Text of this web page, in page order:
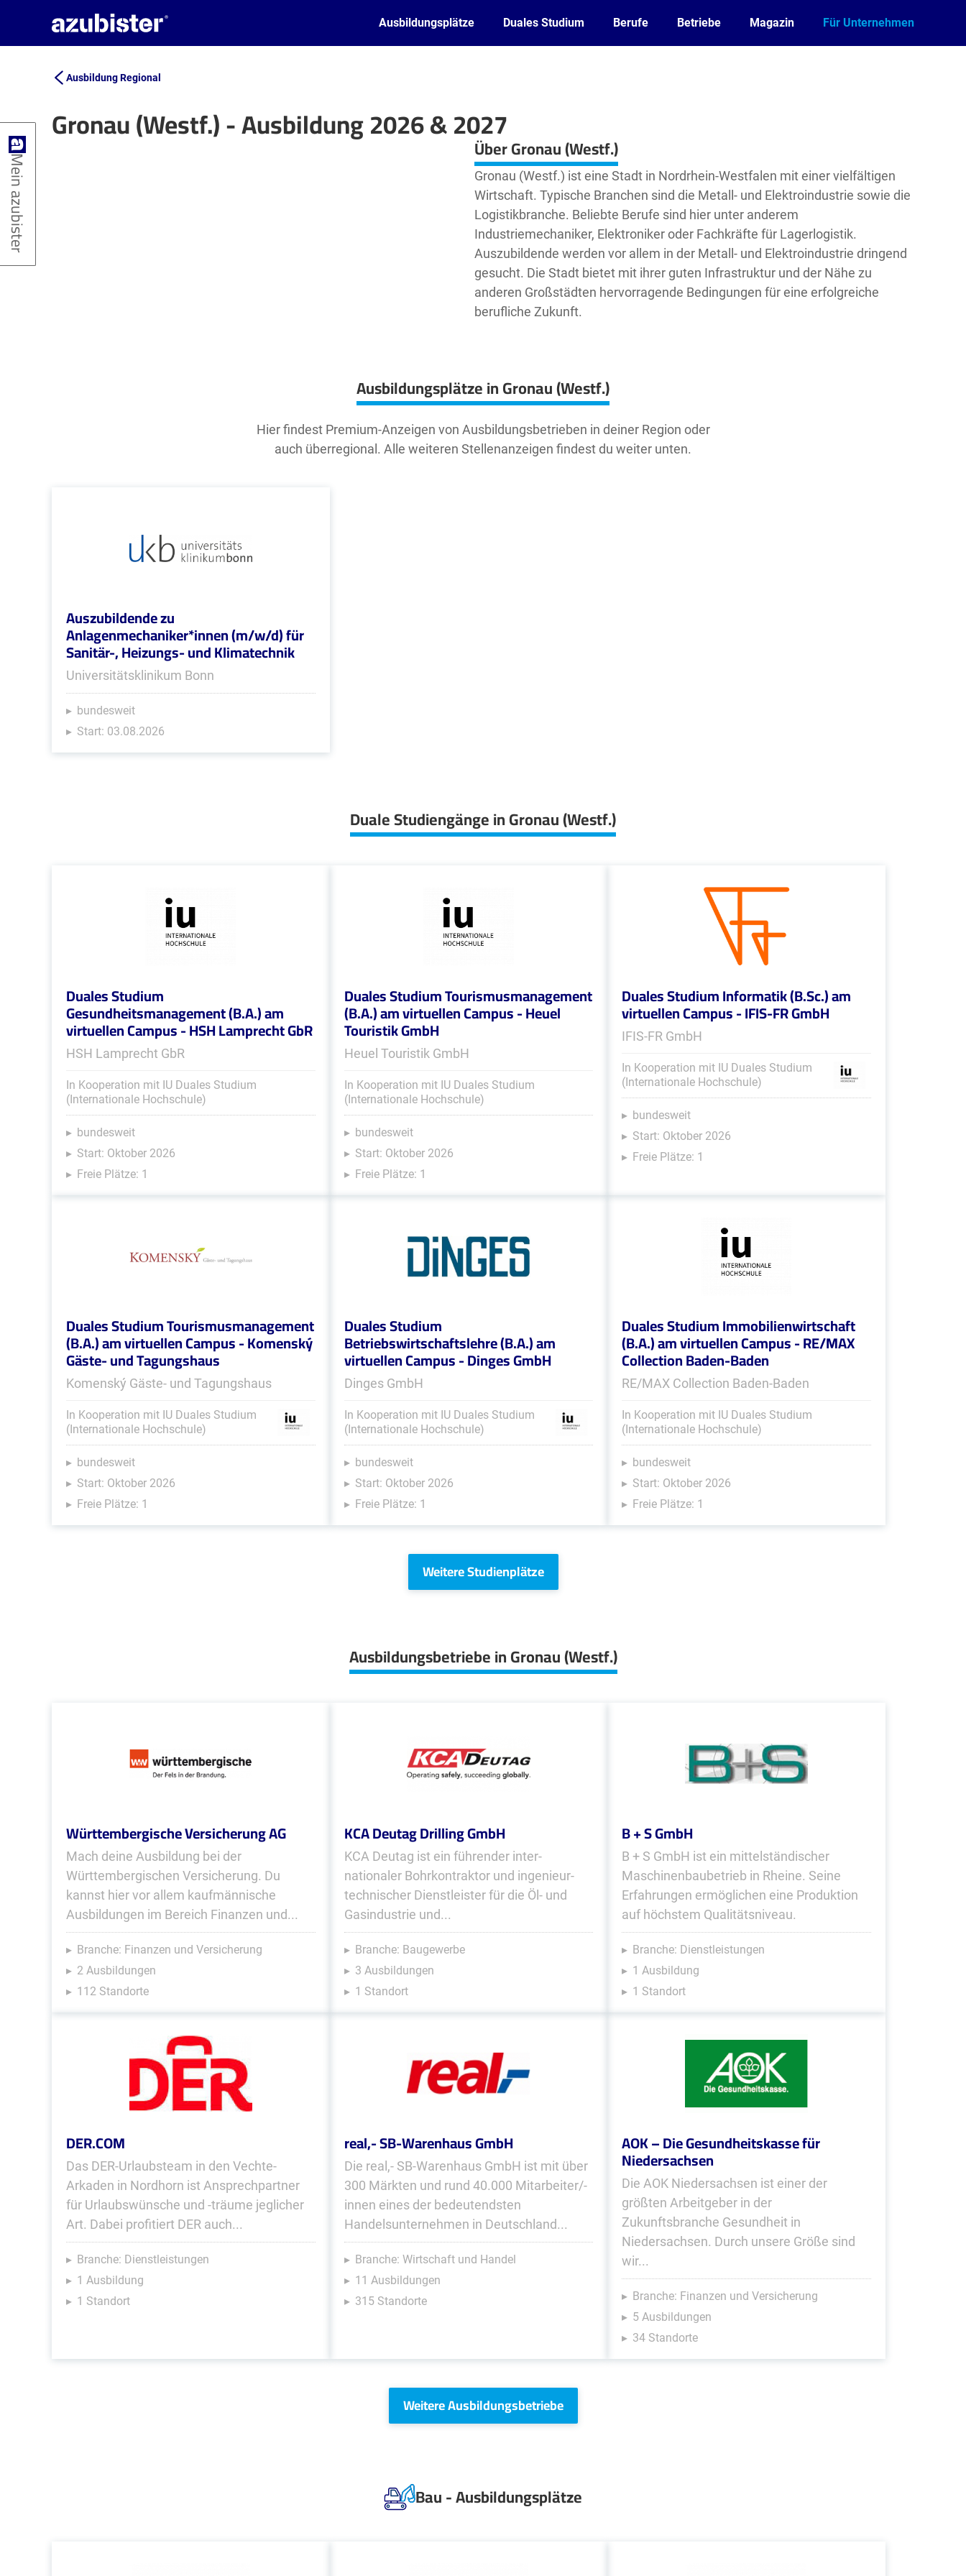
Ausbildungsplätze Duales Studium Berufe Betriebe Magazin Für Unternehmen
Ausbildung Regional
Gronau (Westf.) - Ausbildung 2026 & 2027
Leaflet| © OpenStreetMap2 contributors Über Gronau (Westf.)
Gronau (Westf.) ist eine Stadt in Nordrhein-Westfalen mit einer vielfältigen
Wirtschaft. Typische Branchen sind die Metall- und Elektroindustrie sowie die
Logistikbranche. Beliebte Berufe sind hier unter anderem
Industriemechaniker, Elektroniker oder Fachkräfte für Lagerlogistik.
Auszubildende werden vor allem in der Metall- und Elektroindustrie dringend
gesucht. Die Stadt bietet mit ihrer guten Infrastruktur und der Nähe zu
anderen Großstädten hervorragende Bedingungen für eine erfolgreiche
berufliche Zukunft.
Ausbildungsplätze in Gronau (Westf.)
Hier findest Premium-Anzeigen von Ausbildungsbetrieben in deiner Region oder
auch überregional. Alle weiteren Stellenanzeigen findest du weiter unten.
Auszubildende zu
Anlagenmechaniker*innen (m/w/d) für
Sanitär-, Heizungs- und Klimatechnik
Universitätsklinikum Bonn
bundesweit
Start: 03.08.2026
Duale Studiengänge in Gronau (Westf.)
Duales Studium
Gesundheitsmanagement (B.A.) am
virtuellen Campus - HSH Lamprecht GbR
HSH Lamprecht GbR
In Kooperation mit IU Duales Studium
(Internationale Hochschule)
bundesweit
Start: Oktober 2026
Freie Plätze: 1
Duales Studium Tourismusmanagement
(B.A.) am virtuellen Campus - Heuel
Touristik GmbH
Heuel Touristik GmbH
In Kooperation mit IU Duales Studium
(Internationale Hochschule)
bundesweit
Start: Oktober 2026
Freie Plätze: 1
Duales Studium Informatik (B.Sc.) am
virtuellen Campus - IFIS-FR GmbH
IFIS-FR GmbH
In Kooperation mit IU Duales Studium
(Internationale Hochschule)
bundesweit
Start: Oktober 2026
Freie Plätze: 1
Duales Studium Tourismusmanagement
(B.A.) am virtuellen Campus - Komenský
Gäste- und Tagungshaus
Komenský Gäste- und Tagungshaus
In Kooperation mit IU Duales Studium
(Internationale Hochschule)
bundesweit
Start: Oktober 2026
Freie Plätze: 1
Duales Studium
Betriebswirtschaftslehre (B.A.) am
virtuellen Campus - Dinges GmbH
Dinges GmbH
In Kooperation mit IU Duales Studium
(Internationale Hochschule)
bundesweit
Start: Oktober 2026
Freie Plätze: 1
Duales Studium Immobilienwirtschaft
(B.A.) am virtuellen Campus - RE/MAX
Collection Baden-Baden
RE/MAX Collection Baden-Baden
In Kooperation mit IU Duales Studium
(Internationale Hochschule)
bundesweit
Start: Oktober 2026
Freie Plätze: 1
Weitere Studienplätze
Ausbildungsbetriebe in Gronau (Westf.)
Württembergische Versicherung AG
Mach deine Ausbildung bei der
Württembergischen Versicherung. Du
kannst hier vor allem kaufmännische
Ausbildungen im Bereich Finanzen und...
Branche: Finanzen und Versicherung
2 Ausbildungen
112 Standorte
KCA Deutag Drilling GmbH
KCA Deutag ist ein führ­ender inter­
nationaler Bohr­kon­traktor und ingenieur­
technischer Dienst­leister für die Öl- und
Gas­industrie und...
Branche: Baugewerbe
3 Ausbildungen
1 Standort
B + S GmbH
B + S GmbH ist ein mittelständischer
Maschinenbaubetrieb in Rheine. Seine
Erfahrungen ermöglichen eine Produktion
auf höchstem Qualitätsniveau.
Branche: Dienstleistungen
1 Ausbildung
1 Standort
DER.COM
Das DER-Urlaubsteam in den Vechte-
Arkaden in Nordhorn ist Ansprechpartner
für Urlaubswünsche und -träume jeglicher
Art. Dabei profitiert DER auch...
Branche: Dienstleistungen
1 Ausbildung
1 Standort
real,- SB-Warenhaus GmbH
Die real,- SB-Warenhaus GmbH ist mit über
300 Märkten und rund 40.000 Mitarbeiter/-
innen eines der bedeutendsten
Handelsunternehmen in Deutschland...
Branche: Wirtschaft und Handel
11 Ausbildungen
315 Standorte
AOK – Die Gesundheitskasse für
Niedersachsen
Die AOK Niedersachsen ist einer der
größten Arbeitgeber in der
Zukunftsbranche Gesundheit in
Niedersachsen. Durch unsere Größe sind
wir...
Branche: Finanzen und Versicherung
5 Ausbildungen
34 Standorte
Weitere Ausbildungsbetriebe
Bau - Ausbildungsplätze
Mein azubister